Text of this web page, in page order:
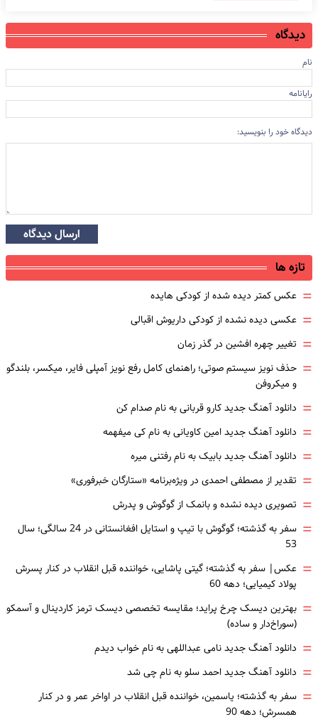
دیدگاه
نام
رایانامه
دیدگاه خود را بنویسید:
ارسال دیدگاه
تازه ها
= عکس کمتر دیده شده از کودکی هایده
= عکسی دیده نشده از کودکی داریوش اقبالی
= تغییر چهره افشین در گذر زمان
= حذف نویز سیستم صوتی؛ راهنمای کامل رفع نویز آمپلی فایر، میکسر، بلندگو
و میکروفن
= دانلود آهنگ جدید کارو قربانی به نام صدام کن
= دانلود آهنگ جدید امین کاویانی به نام کی میفهمه
= دانلود آهنگ جدید بابیک به نام رفتنی میره
= تقدیر از مصطفی احمدی در ویژه‌برنامه «ستارگان خبرفوری»
= تصویری دیده نشده و بانمک از گوگوش و پدرش
=
سفر به گذشته؛ گوگوش با تیپ و استایل افغانستانی در 24 سالگی؛ سال
53
= عکس| سفر به گذشته؛ گیتی پاشایی، خواننده قبل انقلاب در کنار پسرش
پولاد کیمیایی؛ دهه 60
= بهترین دیسک چرخ پراید؛ مقایسه تخصصی دیسک ترمز کاردینال و آسمکو
(سوراخ‌دار و ساده)
= دانلود آهنگ جدید نامی عبداللهی به نام خواب دیدم
= دانلود آهنگ جدید احمد سلو به نام چی شد
= سفر به گذشته؛ یاسمین، خواننده قبل انقلاب در اواخر عمر و در کنار
همسرش؛ دهه 90